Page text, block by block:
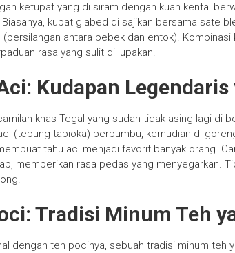
ketupat yang di siram dengan kuah kental
kupat glabed di sajikan bersama sate
antara bebek dan entok). Kombinasi
rasa yang sulit di lupakan.
Kudapan
khas Tegal yang sudah tidak asing lagi di
(tepung tapioka) berbumbu, kemudian di
tahu aci menjadi favorit banyak orang.
memberikan rasa pedas yang menyegarkan.
Tradisi Minum Teh
dengan teh pocinya, sebuah tradisi minum teh